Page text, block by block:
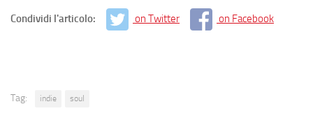
Condividi l'articolo: on Twitter on Facebook
Tag: indie soul